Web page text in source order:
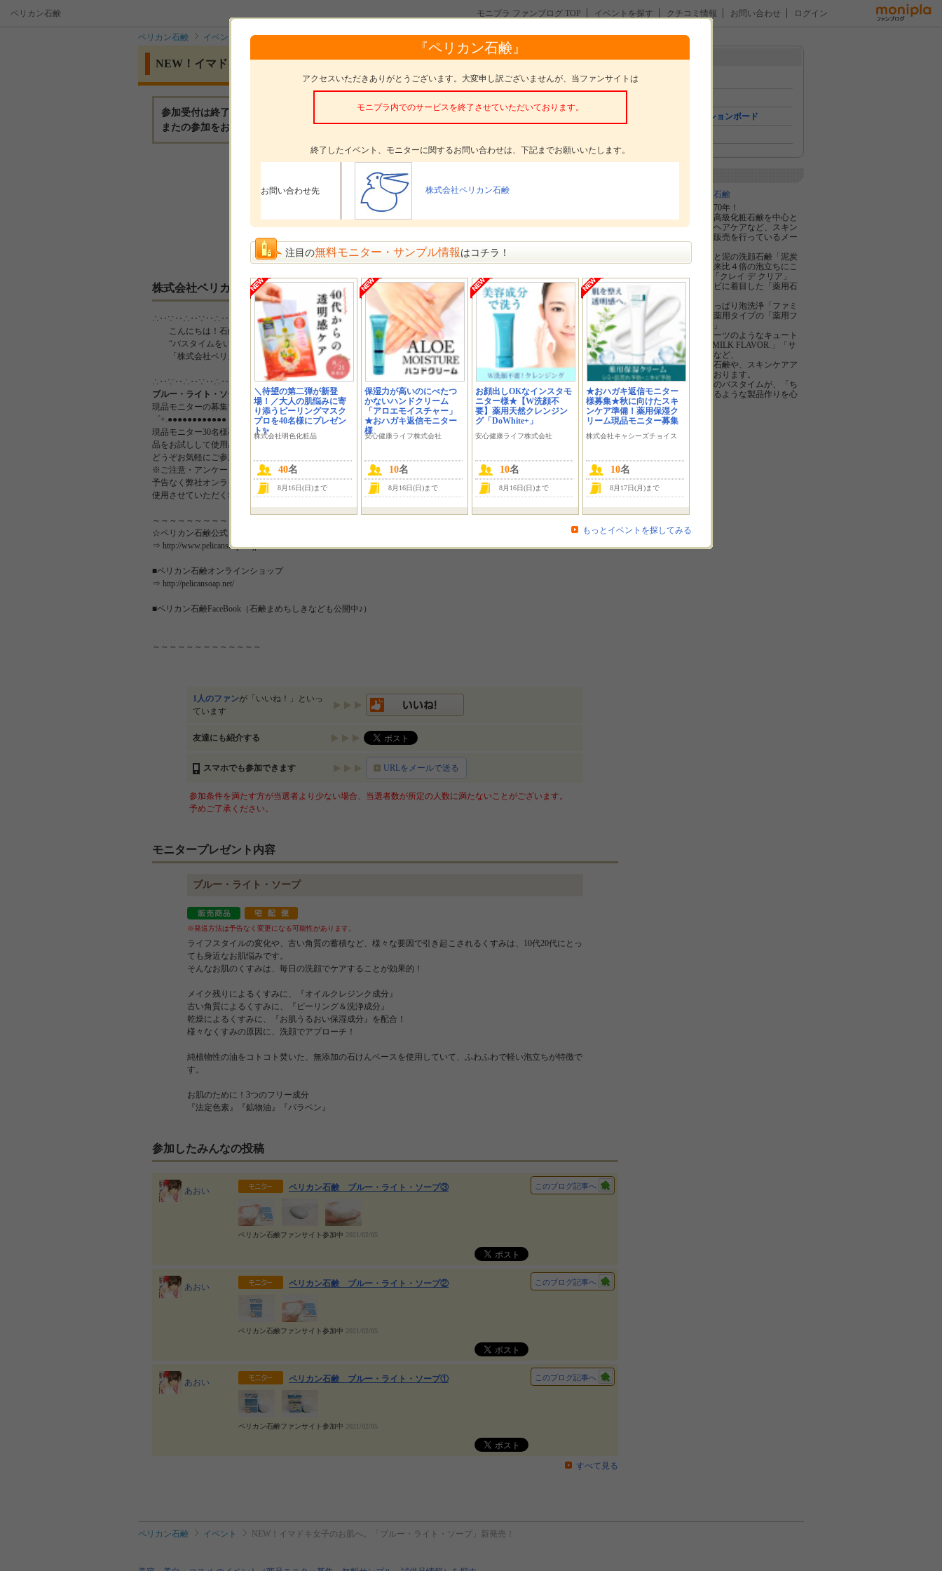
ペリカン石鹸 モニプラ ファンブログ TOP イベントを探す クチコミ情報 お問い合わせ ログイン
ペリカン石鹸 イベント NEW！イマドキ女子のお肌へ。「ブルー・ライト・ソープ」新発売！
『ペリカン石鹸』
アクセスいただきありがとうございます。大変申し訳ございませんが、当ファンサイトは
モニプラ内でのサービスを終了させていただいております。
終了したイベント、モニターに関するお問い合わせは、下記までお願いいたします。
お問い合わせ先 株式会社ペリカン石鹸
注目の無料モニター・サンプル情報 はコチラ！
＼待望の第二弾が新登
場！／大人の肌悩みに寄
り添うピーリングマスク
プロを40名様にプレゼン
ト✨
株式会社明色化粧品
40名
8月16日(日)まで
保湿力が高いのにべたつ
かないハンドクリーム
「アロエモイスチャー」
★おハガキ返信モニター
様
安心健康ライフ株式会社
10名
8月16日(日)まで
お顔出しOKなインスタモ
ニター様★【W洗顔不
要】薬用天然クレンジン
グ「DoWhite+」
安心健康ライフ株式会社
10名
8月16日(日)まで
★おハガキ返信モニター
様募集★秋に向けたスキ
ンケア準備！薬用保湿ク
リーム現品モニター募集
株式会社キャシーズチョイス
10名
8月17日(月)まで
もっとイベントを探してみる
NEW！イマドキ女子のお肌へ。「ブルー・ライト・ソープ」新発売！
参加受付は終了いたしました。
またの参加をお待ちしております。
モニター数 30名
参加〆切 参加受付は終了いたしました
選考方法 選考 発表日： 9月10日(木)
株式会社ペリカン石鹸からのメッセージ
∴‥∵‥∴‥∵‥∴‥∴‥∵‥∴‥∵‥∴‥∴‥∵‥∴‥∵‥∴‥∴‥∵‥∴
こんにちは！石鹸製造に携わり73年！
“バスタイムをいつもよりちょっとHAPPY♥にする製品づ1くり”を心掛けている
「株式会社ペリカン石鹸」 のモニプラ担当：加茂です♪
∴‥∵‥∴‥∵‥∴‥∴‥∵‥∴‥∵‥∴‥∴‥∵‥∴‥∵‥∴‥∴‥∵‥∴ NEW ★ 2020年9月1日 新発売
ブルー・ライト・ソープ
現品モニターの募集です★
゜+.●●●●●●●●●●●●゜+.
現品モニター30名様募集！ ゜+.●●●●●●●●●●●●゜+. 方法 ① 事前アンケート答えて参加♪ ② モニター当選後は、届いた商
品をお試しして使用感をブログに投稿！
どうぞお気軽にご参加ください！
※ご注意・アンケートでお答えいただいた内容や、ブログでご投稿いただいた内容・お写真は
予告なく弊社オンラインショップ・facebook・メールマガジンや、販売促進用POP等で
使用させていただく場合がございます。
～～～～～～～～～～～～～
☆ペリカン石鹸公式ＨＰ
⇒ http://www.pelicansoap.co.jp/
■ペリカン石鹸オンラインショップ
⇒ http://pelicansoap.net/
■ペリカン石鹸FaceBook（石鹸まめちしきなども公開中♪）
～～～～～～～～～～～～～
1人のファンが「いいね！」といっ
ています
友達にも紹介する
スマホでも参加できます URLをメールで送る
参加条件を満たす方が当選者より少ない場合、当選者数が所定の人数に満たないことがございます。
予めご了承ください。
モニタープレゼント内容
ブルー・ライト・ソープ
※発送方法は予告なく変更になる可能性があります。
ライフスタイルの変化や、古い角質の蓄積など、様々な要因で引き起こされるくすみは、10代20代にとっ
ても身近なお肌悩みです。
そんなお肌のくすみは、毎日の洗顔でケアすることが効果的！
メイク残りによるくすみに、『オイルクレジンク成分』
古い角質によるくすみに、『ピーリング＆洗浄成分』
乾燥によるくすみに、『お肌うるおい保湿成分』を配合！
様々なくすみの原因に、洗顔でアプローチ！
純植物性の油をコトコト焚いた、無添加の石けんベースを使用していて、ふわふわで軽い泡立ちが特徴で
す。
お肌のために！3つのフリー成分
『法定色素』『鉱物油』『パラベン』
参加したみんなの投稿
あおい ペリカン石鹸 ブルー・ライト・ソープ③
ペリカン石鹸ファンサイト参加中 2021/02/05
このブログ記事へ
あおい ペリカン石鹸 ブルー・ライト・ソープ②
ペリカン石鹸ファンサイト参加中 2021/02/05
このブログ記事へ
あおい ペリカン石鹸 ブルー・ライト・ソープ①
ペリカン石鹸ファンサイト参加中 2021/02/05
このブログ記事へ
すべて見る
メニュー
コミュニケーションボード
株式会社ペリカン石鹸
石鹸製造に携わり70年！
ペリカン石鹸は、高級化粧石鹸を中心と
し、基礎化粧品やヘアケアなど、スキン
ケア化粧品の製造販売を行っているメー
ロングセラーの炭と泥の洗顔石鹸「泥炭
石」をはじめ、従来比４倍の泡立ちにこ
だわった「sufu」「クレイ デ クリア」
背中にできるニキビに着目した「薬用石
鹸ForBack.」
気になるニオイさっぱり泡洗浄「ファミ
リー柿渋石鹸」や薬用タイプの「薬用フ
ァミリー柿渋石鹸」
まるで本物のスイーツのようなキュート
な香り「ICHIGO MILK FLAVOR.」「サ
ボンドショコラ」など、
特徴のある様々な石鹸や、スキンケアア
イテムを製造しております。
安心安全で、毎日のバスタイムが、「ち
ょっと幸せ」になるような製品作りを心
がけています。
ペリカン石鹸 イベント NEW！イマドキ女子のお肌へ。「ブルー・ライト・ソープ」新発売！